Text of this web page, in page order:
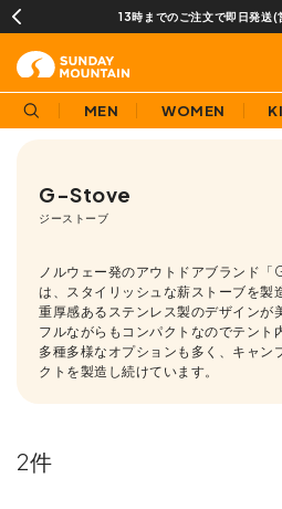
13時までのご注文で即日発送(
MEN WOMEN
G-Stove
ジーストーブ
ノルウェー発のアウトドアブランド「
は、スタイリッシュな薪ストーブを製
重厚感あるステンレス製のデザインが
フルながらもコンパクトなのでテント
多種多様なオプションも多く、キャン
クトを製造し続けています。
2